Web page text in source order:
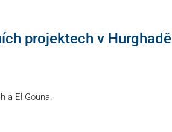
projektech v Hurghadě
a El Gouna.